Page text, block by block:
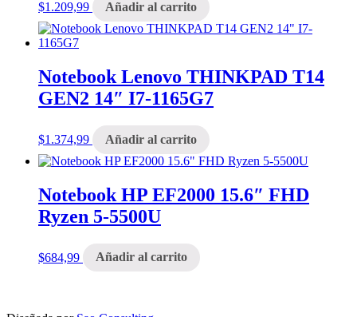
$1.209,99 Añadir al carrito
Notebook Lenovo THINKPAD T14
GEN2 14″ I7-1165G7
$1.374,99 Añadir al carrito
Notebook HP EF2000 15.6″ FHD
Ryzen 5-5500U
$684,99 Añadir al carrito